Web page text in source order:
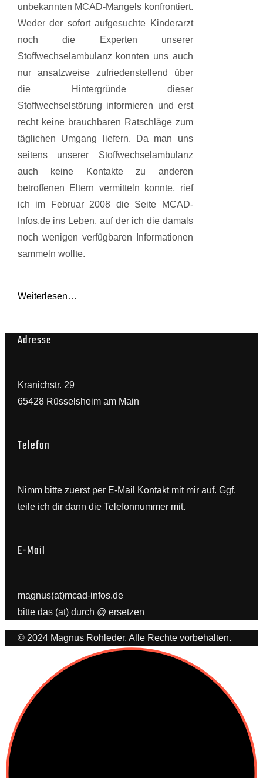
unbekannten MCAD-Mangels konfrontiert.
Weder der sofort aufgesuchte Kinderarzt
noch die Experten unserer
Stoffwechselambulanz konnten uns auch
nur ansatzweise zufriedenstellend über
die Hintergründe dieser
Stoffwechselstörung informieren und erst
recht keine brauchbaren Ratschläge zum
täglichen Umgang liefern. Da man uns
seitens unserer Stoffwechselambulanz
auch keine Kontakte zu anderen
betroffenen Eltern vermitteln konnte, rief
ich im Februar 2008 die Seite MCAD-
Infos.de ins Leben, auf der ich die damals
noch wenigen verfügbaren Informationen
sammeln wollte.
Weiterlesen…
Adresse
Kranichstr. 29
65428 Rüsselsheim am Main
Telefon
Nimm bitte zuerst per E-Mail Kontakt mit mir auf. Ggf.
teile ich dir dann die Telefonnummer mit.
E-Mail
magnus(at)mcad-infos.de
bitte das (at) durch @ ersetzen
© 2024 Magnus Rohleder. Alle Rechte vorbehalten.